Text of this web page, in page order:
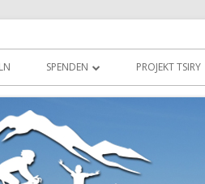
SPENDEN
SPONSORING
UNSERE SPONSOREN
PROJEKT TSIRY